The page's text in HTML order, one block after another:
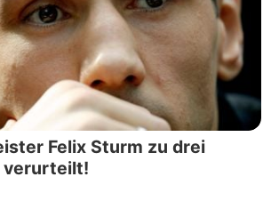
Felix Sturm zu drei
verurteilt!